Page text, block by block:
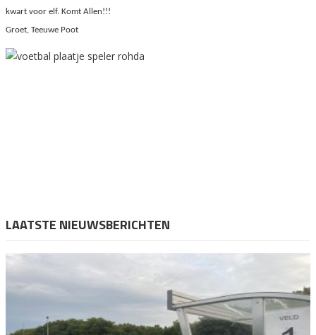
kwart voor elf. Komt Allen!!!
Groet, Teeuwe Poot
LAATSTE NIEUWSBERICHTEN